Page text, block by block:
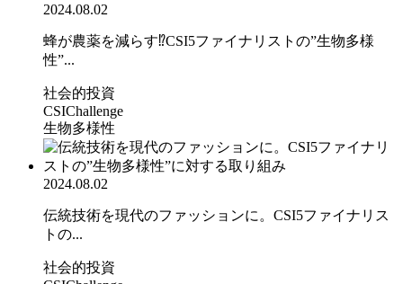
2024.08.02
蜂が農薬を減らす⁉CSI5ファイナリストの”生物多様
性”...
社会的投資
CSIChallenge
生物多様性
2024.08.02
伝統技術を現代のファッションに。CSI5ファイナリス
トの...
社会的投資